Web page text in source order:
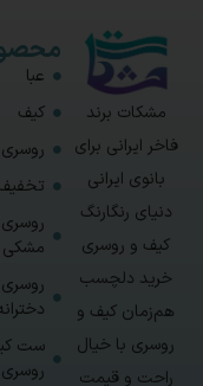
مشکات برند
فاخر ایرانی برای
بانوی ایرانی
دنیای رنگارنگ
کیف و روسری
خرید دلچسب
هم‌زمان کیف و
روسری با خیال
راحت و قیمت
عبا
کیف
روسری
روسری
مشکی
روسری
ست
روسری